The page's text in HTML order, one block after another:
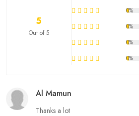
5
Out of 5
0%
0%
0%
0%
Al Mamun
Thanks a lot